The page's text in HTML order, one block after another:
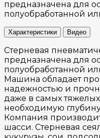
предназначена для
полуобработанной
Характеристики Видео
Стерневая
предназначена для
полуобработанной
Машина обладает
надежностью и
даже в самых
необходимую
Компания
шасси. Стерневая